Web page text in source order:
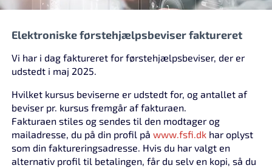
Elektroniske førstehjælpsbeviser faktureret
Vi har i dag faktureret for førstehjælpsbeviser, der er
udstedt i maj 2025.
Hvilket kursus beviserne er udstedt for, og antallet af
beviser pr. kursus fremgår af fakturaen.
Fakturaen stiles og sendes til den modtager og
mailadresse, du på din profil på www.fsfi.dkhar oplyst
som din faktureringsadresse. Hvis du har valgt en
alternativ profil til betalingen, får du selv en kopi, så du